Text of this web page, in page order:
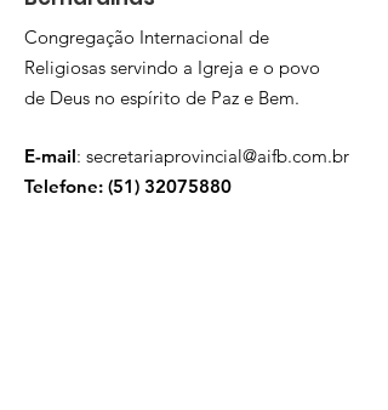
Congregação Internacional de
Religiosas servindo a Igreja e o povo
de Deus no espírito de Paz e Bem.
E-mail: secretariaprovincial@aifb.com.br
Telefone: (51) 32075880